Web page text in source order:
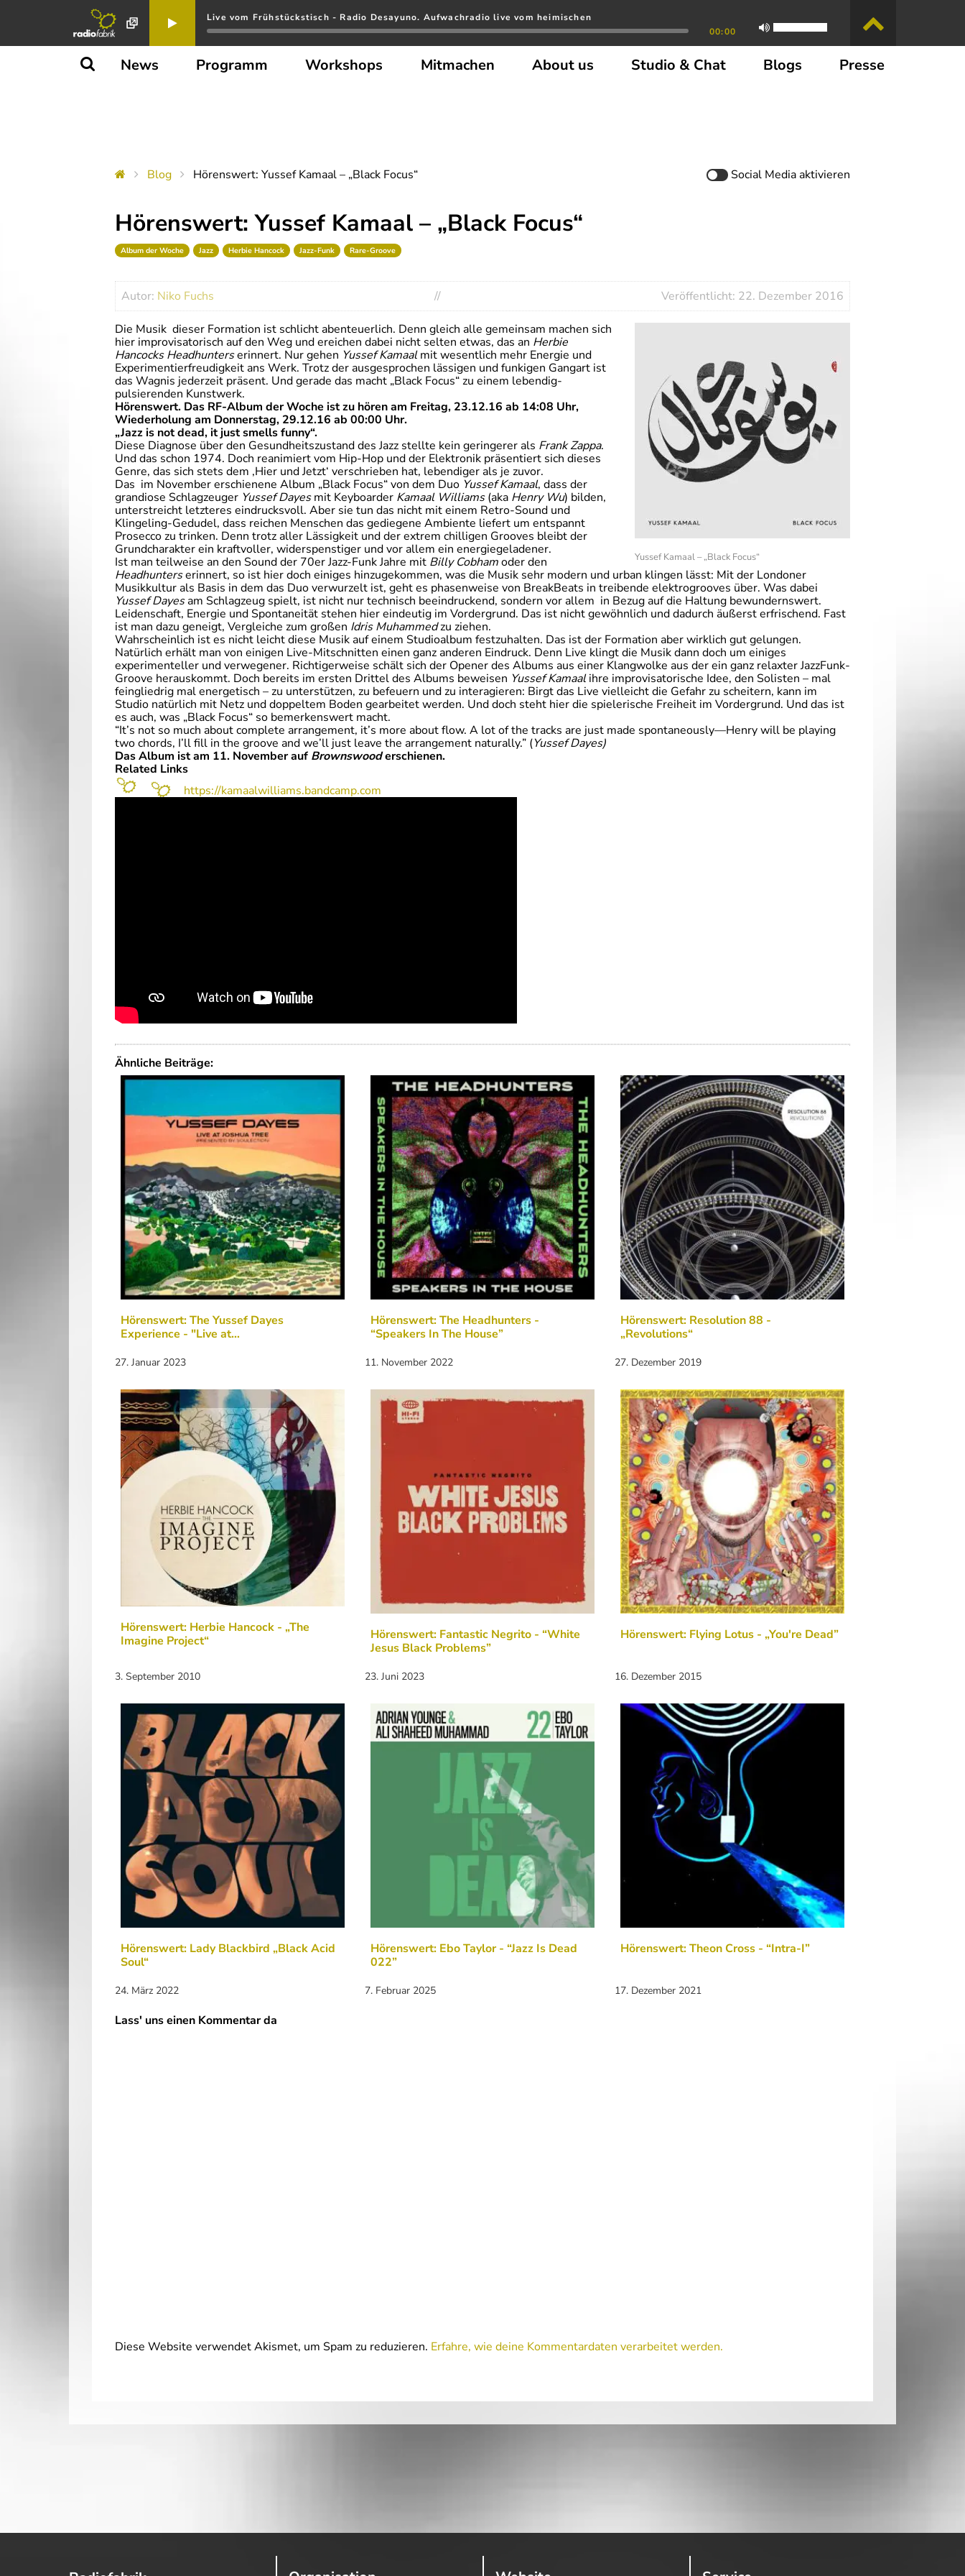
Live vom Frühstückstisch - Radio Desayuno. Aufwachradio live vom heimischen
00:00
News Programm Workshops Mitmachen About us Studio & Chat Blogs Presse
Blog Hörenswert: Yussef Kamaal – „Black Focus“ Social Mediaaktivieren
Hörenswert: Yussef Kamaal – „Black Focus“
Album der Woche Jazz Herbie Hancock Jazz-Funk Rare-Groove
Autor: Niko Fuchs // Veröffentlicht: 22. Dezember 2016
Yussef Kamaal – „Black Focus“
Die Musik dieser Formation ist schlicht abenteuerlich. Denn gleich alle gemeinsam machen sich
hier improvisatorisch auf den Weg und ereichen dabei nicht selten etwas, das an Herbie
Hancocks Headhunterserinnert. Nur gehen Yussef Kamaalmit wesentlich mehr Energie und
Experimentierfreudigkeit ans Werk. Trotz der ausgesprochen lässigen und funkigen Gangart ist
das Wagnis jederzeit präsent. Und gerade das macht „Black Focus“ zu einem lebendig-
pulsierenden Kunstwerk.
Hörenswert. Das RF-Album der Woche ist zu hören am Freitag, 23.12.16 ab 14:08 Uhr,
Wiederholung am Donnerstag, 29.12.16 ab 00:00 Uhr.
„Jazz is not dead, it just smells funny“.
Diese Diagnose über den Gesundheitszustand des Jazz stellte kein geringerer als Frank Zappa.
Und das schon 1974. Doch reanimiert vom Hip-Hop und der Elektronik präsentiert sich dieses
Genre, das sich stets dem ‚Hier und Jetzt‘ verschrieben hat, lebendiger als je zuvor.
Das im November erschienene Album „Black Focus“ von dem Duo Yussef Kamaal, dass der
grandiose Schlagzeuger Yussef Dayesmit Keyboarder Kamaal Williams(aka Henry Wu) bilden,
unterstreicht letzteres eindrucksvoll. Aber sie tun das nicht mit einem Retro-Sound und
Klingeling-Gedudel, dass reichen Menschen das gediegene Ambiente liefert um entspannt
Prosecco zu trinken. Denn trotz aller Lässigkeit und der extrem chilligen Grooves bleibt der
Grundcharakter ein kraftvoller, widerspenstiger und vor allem ein energiegeladener.
Ist man teilweise an den Sound der 70er Jazz-Funk Jahre mit Billy Cobhamoder den
Headhunterserinnert, so ist hier doch einiges hinzugekommen, was die Musik sehr modern und urban klingen lässt: Mit der Londoner
Musikkultur als Basis in dem das Duo verwurzelt ist, geht es phasenweise von BreakBeats in treibende elektrogrooves über. Was dabei
Yussef Dayesam Schlagzeug spielt, ist nicht nur technisch beeindruckend, sondern vor allem in Bezug auf die Haltung bewundernswert.
Leidenschaft, Energie und Spontaneität stehen hier eindeutig im Vordergrund. Das ist nicht gewöhnlich und dadurch äußerst erfrischend. Fast
ist man dazu geneigt, Vergleiche zum großen Idris Muhammedzu ziehen.
Wahrscheinlich ist es nicht leicht diese Musik auf einem Studioalbum festzuhalten. Das ist der Formation aber wirklich gut gelungen.
Natürlich erhält man von einigen Live-Mitschnitten einen ganz anderen Eindruck. Denn Live klingt die Musik dann doch um einiges
experimenteller und verwegener. Richtigerweise schält sich der Opener des Albums aus einer Klangwolke aus der ein ganz relaxter JazzFunk-
Groove herauskommt. Doch bereits im ersten Drittel des Albums beweisen Yussef Kamaalihre improvisatorische Idee, den Solisten – mal
feingliedrig mal energetisch – zu unterstützen, zu befeuern und zu interagieren: Birgt das Live vielleicht die Gefahr zu scheitern, kann im
Studio natürlich mit Netz und doppeltem Boden gearbeitet werden. Und doch steht hier die spielerische Freiheit im Vordergrund. Und das ist
es auch, was „Black Focus“ so bemerkenswert macht.
“It’s not so much about complete arrangement, it’s more about flow. A lot of the tracks are just made spontaneously—Henry will be playing
two chords, I’ll fill in the groove and we’ll just leave the arrangement naturally.” (Yussef Dayes)
Das Album ist am 11. November auf Brownswooderschienen.
Related Links
https://kamaalwilliams.bandcamp.com
Ähnliche Beiträge:
Hörenswert: The Yussef Dayes
Experience - "Live at…
27. Januar 2023
Hörenswert: The Headhunters -
“Speakers In The House”
11. November 2022
Hörenswert: Resolution 88 -
„Revolutions“
27. Dezember 2019
Hörenswert: Herbie Hancock - „The
Imagine Project“
3. September 2010
Hörenswert: Fantastic Negrito - “White
Jesus Black Problems”
23. Juni 2023
Hörenswert: Flying Lotus - „You're Dead”
16. Dezember 2015
Hörenswert: Lady Blackbird „Black Acid
Soul“
24. März 2022
Hörenswert: Ebo Taylor - “Jazz Is Dead
022”
7. Februar 2025
Hörenswert: Theon Cross - “Intra-I”
17. Dezember 2021
Lass' uns einen Kommentar da
Diese Website verwendet Akismet, um Spam zu reduzieren. Erfahre, wie deine Kommentardaten verarbeitet werden.